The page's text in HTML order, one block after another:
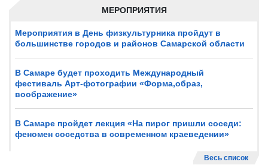
МЕРОПРИЯТИЯ
Мероприятия в День физкультурника пройдут в
большинстве городов и районов Самарской области
В Самаре будет проходить Международный
фестиваль Арт-фотографии «Форма,образ,
воображение»
В Самаре пройдет лекция «На пирог пришли соседи:
феномен соседства в современном краеведении»
Весь список